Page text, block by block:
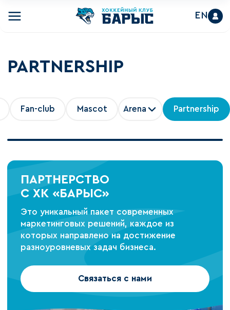
EN
PARTNERSHIP
Fan-club Mascot Arena Partnership
ПАРТНЕРСТВО
С ХК «БАРЫС»
Это уникальный пакет современных
маркетинговых решений, каждое из
которых направлено на достижение
разноуровневых задач бизнеса.
Связаться с нами